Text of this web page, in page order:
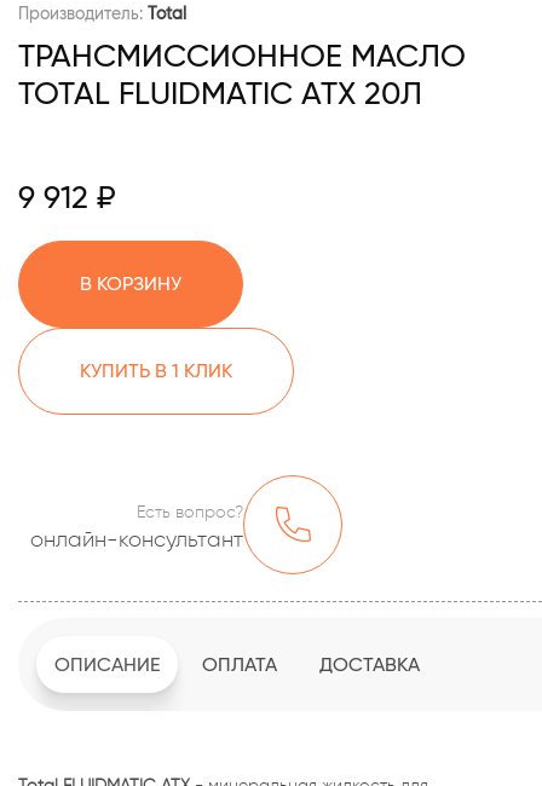
Производитель: Total
ТРАНСМИССИОННОЕ МАСЛО
TOTAL FLUIDMATIC ATX 20Л
9 912 ₽
В КОРЗИНУ
КУПИТЬ В 1 КЛИК
Есть вопрос?
онлайн-консультант
ОПИСАНИЕ ОПЛАТА ДОСТАВКА